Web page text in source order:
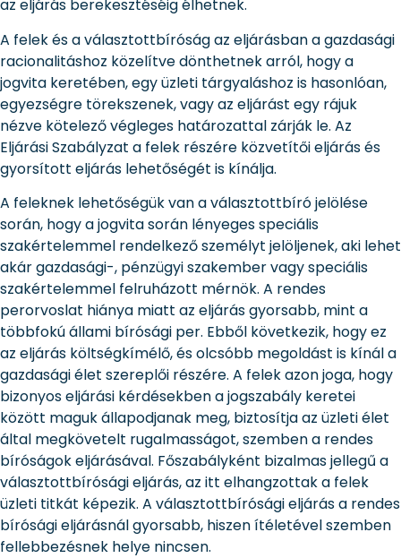
az eljárás berekesztéséig élhetnek.
A felek és a választottbíróság az eljárásban a gazdasági
racionalitáshoz közelítve dönthetnek arról, hogy a
jogvita keretében, egy üzleti tárgyaláshoz is hasonlóan,
egyezségre törekszenek, vagy az eljárást egy rájuk
nézve kötelező végleges határozattal zárják le. Az
Eljárási Szabályzat a felek részére közvetítői eljárás és
gyorsított eljárás lehetőségét is kínálja.
A feleknek lehetőségük van a választottbíró jelölése
során, hogy a jogvita során lényeges speciális
szakértelemmel rendelkező személyt jelöljenek, aki lehet
akár gazdasági-, pénzügyi szakember vagy speciális
szakértelemmel felruházott mérnök. A rendes
perorvoslat hiánya miatt az eljárás gyorsabb, mint a
többfokú állami bírósági per. Ebből következik, hogy ez
az eljárás költségkímélő, és olcsóbb megoldást is kínál a
gazdasági élet szereplői részére. A felek azon joga, hogy
bizonyos eljárási kérdésekben a jogszabály keretei
között maguk állapodjanak meg, biztosítja az üzleti élet
által megkövetelt rugalmasságot, szemben a rendes
bíróságok eljárásával. Főszabályként bizalmas jellegű a
választottbírósági eljárás, az itt elhangzottak a felek
üzleti titkát képezik. A választottbírósági eljárás a rendes
bírósági eljárásnál gyorsabb, hiszen ítéletével szemben
fellebbezésnek helye nincsen.